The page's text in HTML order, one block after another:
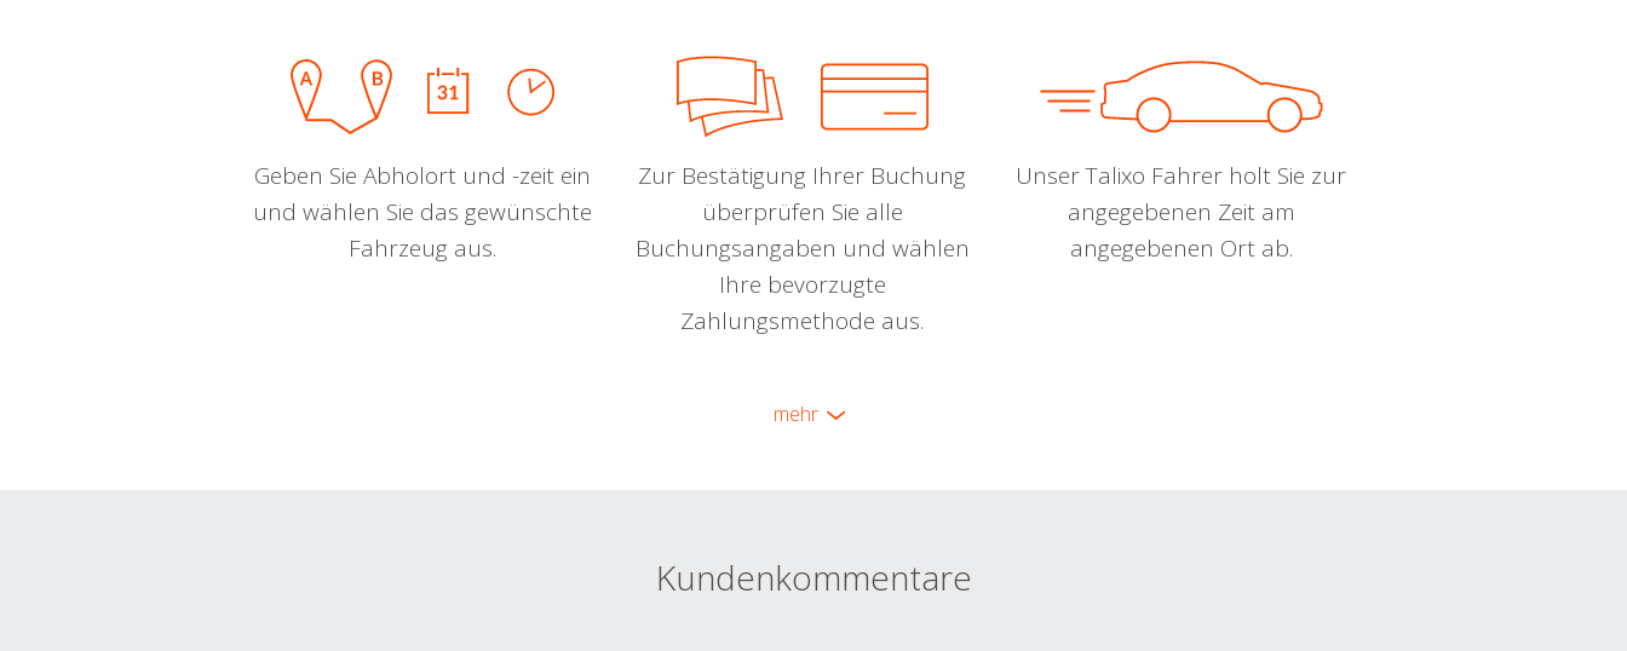
Geben Sie Abholort und -zeit ein
und wählen Sie das gewünschte
Fahrzeug aus.
Zur Bestätigung Ihrer Buchung
überprüfen Sie alle
Buchungsangaben und wählen
Ihre bevorzugte
Zahlungsmethode aus.
Unser Talixo Fahrer holt Sie zur
angegebenen Zeit am
angegebenen Ort ab.
mehr
Kundenkommentare